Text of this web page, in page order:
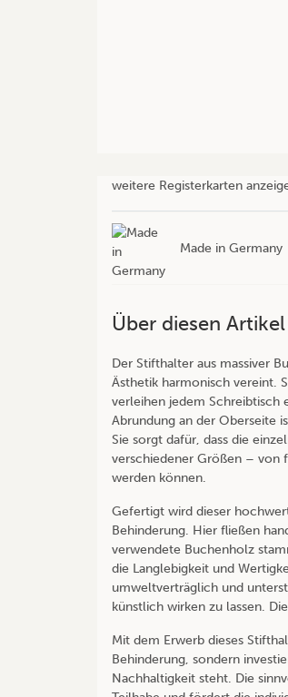
weitere Registerkarten
Made in Germany
Über diesen Artikel
Der Stifthalter aus massiver
Ästhetik harmonisch vereint.
verleihen jedem Schreibtisch
Abrundung an der Oberseite
Sie sorgt dafür, dass die
verschiedener Größen – von
werden können.
Gefertigt wird dieser
Behinderung. Hier fließen
verwendete Buchenholz
die Langlebigkeit und
umweltverträglich und
künstlich wirken zu lassen.
Mit dem Erwerb dieses
Behinderung, sondern
Nachhaltigkeit steht. Die